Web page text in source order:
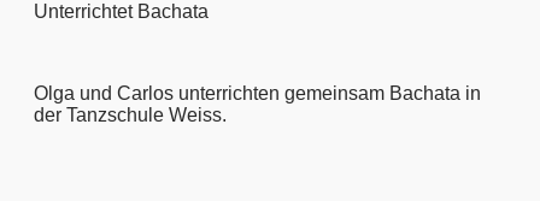
Unterrichtet Bachata
Olga und Carlos unterrichten gemeinsam Bachata in
der Tanzschule Weiss.